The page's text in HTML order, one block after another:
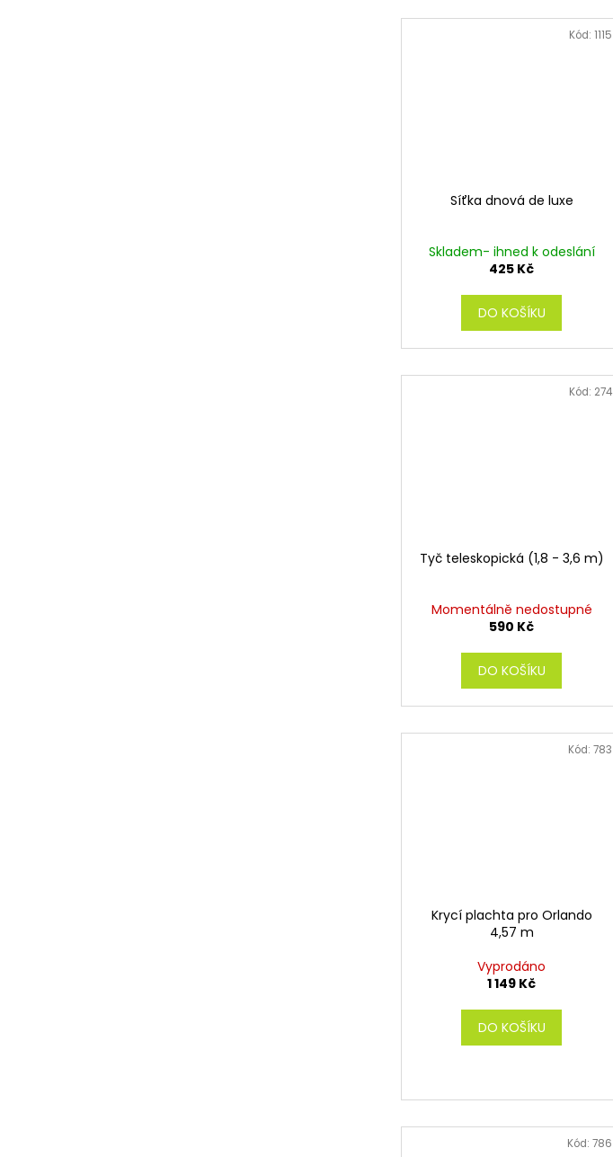
Síťka dnová de luxe
Skladem- ihned k odeslání
425 Kč
DO KOŠÍKU
Kód:1115
Tyč teleskopická (1,8 - 3,6 m)
Momentálně nedostupné
590 Kč
DO KOŠÍKU
Kód: 274
Krycí plachta pro Orlando
4,57 m
Vyprodáno
1 149 Kč
DO KOŠÍKU
Kód:783
Kód:786